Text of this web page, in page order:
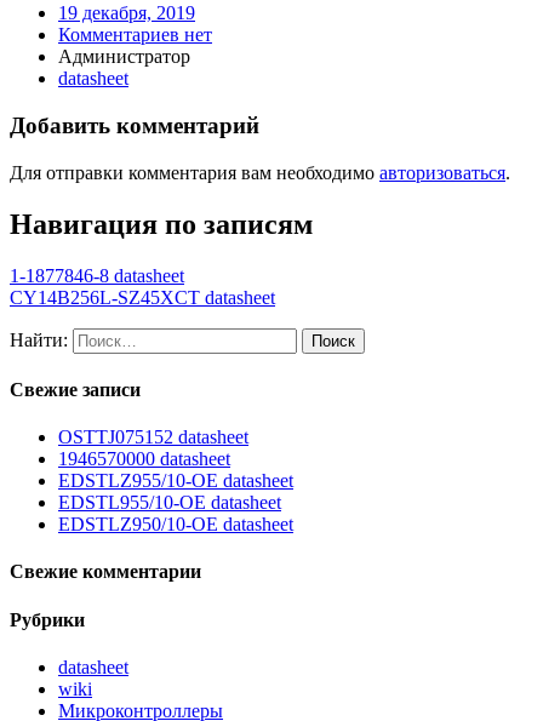
19 декабря, 2019
Комментариев нет
Администратор
datasheet
Добавить комментарий
Для отправки комментария вам необходимо авторизоваться.
Навигация по записям
1-1877846-8 datasheet
CY14B256L-SZ45XCT datasheet
Найти:
Свежие записи
OSTTJ075152 datasheet
1946570000 datasheet
EDSTLZ955/10-OE datasheet
EDSTL955/10-OE datasheet
EDSTLZ950/10-OE datasheet
Свежие комментарии
Рубрики
datasheet
wiki
Микроконтроллеры